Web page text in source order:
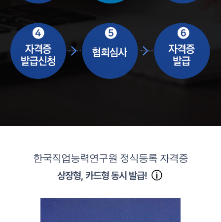
한국직업능력연구원 정식등록 자격증
상장형, 카드형 동시 발급!